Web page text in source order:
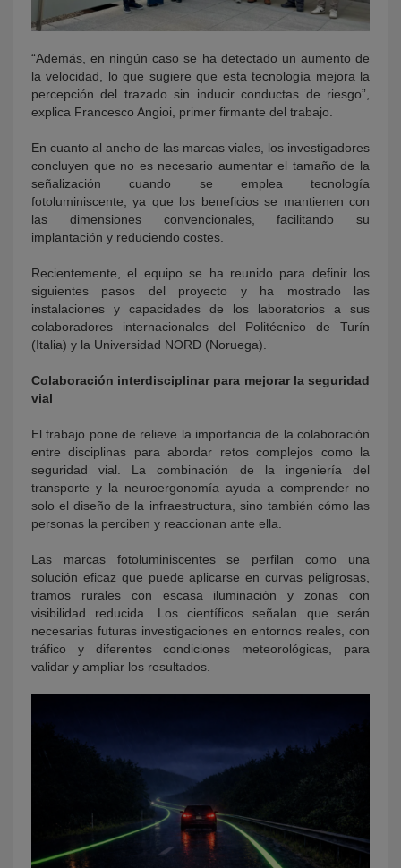
“Además, en ningún caso se ha detectado un aumento de
la velocidad, lo que sugiere que esta tecnología mejora la
percepción del trazado sin inducir conductas de riesgo”,
explica Francesco Angioi, primer firmante del trabajo.
En cuanto al ancho de las marcas viales, los investigadores
concluyen que no es necesario aumentar el tamaño de la
señalización cuando se emplea tecnología
fotoluminiscente, ya que los beneficios se mantienen con
las dimensiones convencionales, facilitando su
implantación y reduciendo costes.
Recientemente, el equipo se ha reunido para definir los
siguientes pasos del proyecto y ha mostrado las
instalaciones y capacidades de los laboratorios a sus
colaboradores internacionales del Politécnico de Turín
(Italia) y la Universidad NORD (Noruega).
Colaboración interdisciplinar para mejorar la seguridad
vial
El trabajo pone de relieve la importancia de la colaboración
entre disciplinas para abordar retos complejos como la
seguridad vial. La combinación de la ingeniería del
transporte y la neuroergonomía ayuda a comprender no
solo el diseño de la infraestructura, sino también cómo las
personas la perciben y reaccionan ante ella.
Las marcas fotoluminiscentes se perfilan como una
solución eficaz que puede aplicarse en curvas peligrosas,
tramos rurales con escasa iluminación y zonas con
visibilidad reducida. Los científicos señalan que serán
necesarias futuras investigaciones en entornos reales, con
tráfico y diferentes condiciones meteorológicas, para
validar y ampliar los resultados.